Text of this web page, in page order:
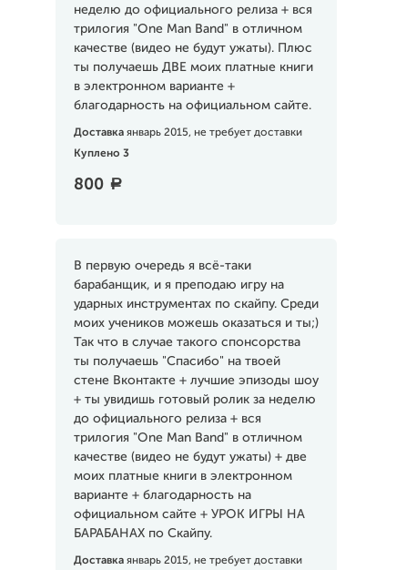
неделю до официального релиза + вся
трилогия "One Man Band" в отличном
качестве (видео не будут ужаты). Плюс
ты получаешь ДВЕ моих платные книги
в электронном варианте +
благодарность на официальном сайте.
Доставка январь 2015, не требует доставки
Куплено 3
800 a
В первую очередь я всё-таки
барабанщик, и я преподаю игру на
ударных инструментах по скайпу. Среди
моих учеников можешь оказаться и ты;)
Так что в случае такого спонсорства
ты получаешь "Спасибо" на твоей
стене Вконтакте + лучшие эпизоды шоу
+ ты увидишь готовый ролик за неделю
до официального релиза + вся
трилогия "One Man Band" в отличном
качестве (видео не будут ужаты) + две
моих платные книги в электронном
варианте + благодарность на
официальном сайте + УРОК ИГРЫ НА
БАРАБАНАХ по Скайпу.
Доставка январь 2015, не требует доставки